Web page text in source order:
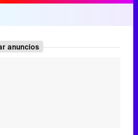
anuncios